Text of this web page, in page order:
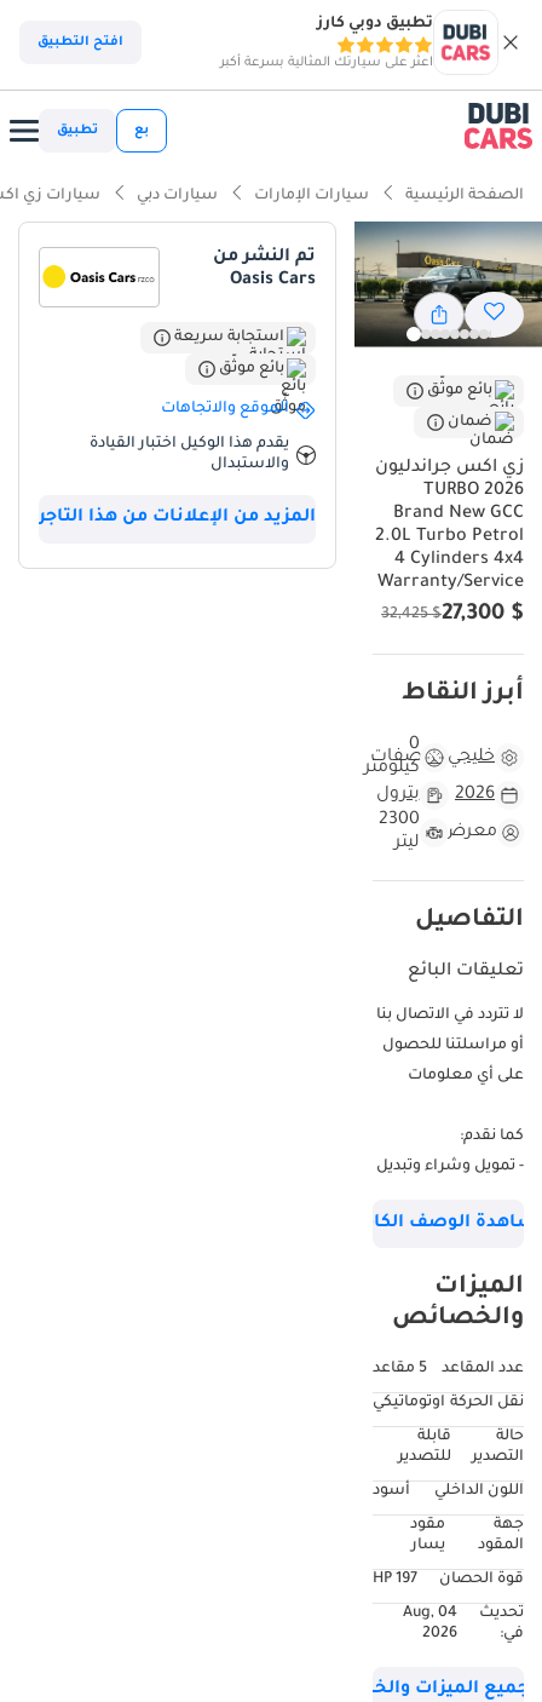
تطبيق دوبي كارز
اعثر على سيارتك المثالية بسرعة أكبر
افتح التطبيق
بع تطبيق
الصفحة الرئيسية سيارات الإمارات سيارات دبي سيارات زي
بائع موثّق
ضمان
زي اكس جراندليون
TURBO 2026
Brand New GCC
2.0L Turbo Petrol
4 Cylinders 4x4
Warranty/Service
$ 27,300
$ 32,425
أبرز النقاط
خليجي مواصفات
0
كيلومتر
2026
بترول
معرض
2300
ليتر
التفاصيل
تعليقات البائع
لا تتردد في الاتصال بنا
أو مراسلتنا للحصول
على أي معلومات
كما نقدم:
- تمويل وشراء وتبديل
- تأمين السيارات
أنحاء العالم
- تظليل النوافذ
معرضنا مفتوح طوال
الأسبوع من الساعة
الساعة 8:00 مساءً
دبي للسيارات ، دوكامز
الوصف الكامل
الميزات
والخصائص
عدد المقاعد
5 مقاعد
نقل الحركة اوتوماتيكي
حالة
التصدير
قابلة
للتصدير
اللون الداخلي
أسود
جهة
المقود
مقود
يسار
قوة الحصان
197 HP
تحديث
في:
04 Aug,
2026
جميع الميزات والخصائص
تم النشر من
Oasis Cars
استجابة سريعة
بائع موثّق
الموقع والاتجاهات
يقدم هذا الوكيل اختبار القيادة
والاستبدال
المزيد من الإعلانات من هذا التاجر